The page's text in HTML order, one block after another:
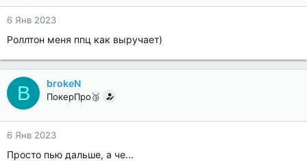
6 Янв 2023
Роллтон меня ппц как выручает)
B brokeN
ПокерПро🥉
6 Янв 2023
Просто пью дальше, а че...